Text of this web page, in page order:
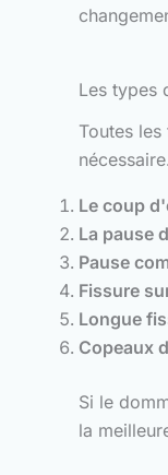
Les types
Toutes
nécessaire.
Le coup
La pause
Pause
Fissure
Longue
Copeaux
Si le
la